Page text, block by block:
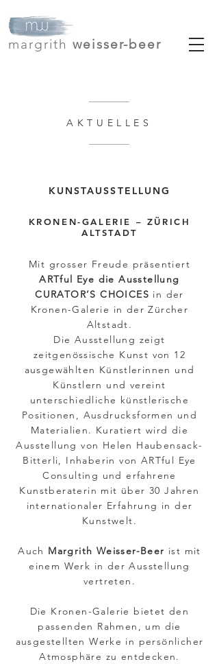
margrithweisser-beer
AKTUELLES
KUNSTAUSSTELLUNG
KRONEN-GALERIE – ZÜRICH
ALTSTADT
Mit grosser Freude präsentiert
ARTful Eye die Ausstellung
CURATOR’S CHOICES in der
Kronen-Galerie in der Zürcher
Altstadt.
Die Ausstellung zeigt
zeitgenössische Kunst von 12
ausgewählten Künstlerinnen und
Künstlern und vereint
unterschiedliche künstlerische
Positionen, Ausdrucksformen und
Materialien. Kuratiert wird die
Ausstellung von Helen Haubensack-
Bitterli, Inhaberin von ARTful Eye
Consulting und erfahrene
Kunstberaterin mit über 30 Jahren
internationaler Erfahrung in der
Kunstwelt.
Auch Margrith Weisser-Beer ist mit
einem Werk in der Ausstellung
vertreten.
Die Kronen-Galerie bietet den
passenden Rahmen, um die
ausgestellten Werke in persönlicher
Atmosphäre zu entdecken.